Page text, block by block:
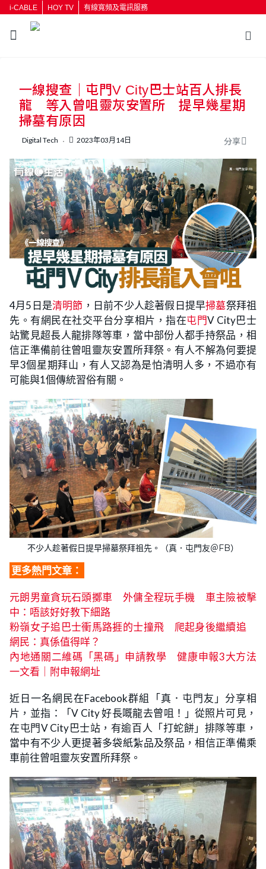
i-CABLE HOY TV 有線寬頻及電訊服務
一線搜查｜屯門V City巴士站百人排長
龍 等入曾咀靈灰安置所 提早幾星期
掃墓有原因
Digital Tech 2023年03月14日 分享
4月5日是清明節 ，日前不少人趁著假日提早掃墓祭拜祖
先。有網民在社交平台分享相片，指在屯門V City巴士
站驚見超長人龍排隊等車，當中部份人都手持祭品，相
信正準備前往曾咀靈灰安置所拜祭。有人不解為何要提
早3個星期拜山，有人又認為是怕清明人多，不過亦有
可能與1個傳統習俗有關。
不少人趁著假日提早掃墓祭拜祖先。（真．屯門友＠FB）
更多熱門文章：
元朗男童貪玩石頭擲車 外傭全程玩手機 車主險被擊
中：唔該好好教下細路
粉嶺女子追巴士衝馬路捱的士撞飛 爬起身後繼續追
網民：真係值得咩？
內地通關二維碼「黑碼」申請教學 健康申報3大方法
一文看｜附申報網址
近日一名網民在Facebook群組「真．屯門友」分享相
片，並指：「V City 好長嘅龍去曾咀！」從照片可見，
在屯門V City巴士站，有逾百人「打蛇餅」排隊等車，
當中有不少人更提著多袋紙紮品及祭品，相信正準備乘
車前往曾咀靈灰安置所拜祭。